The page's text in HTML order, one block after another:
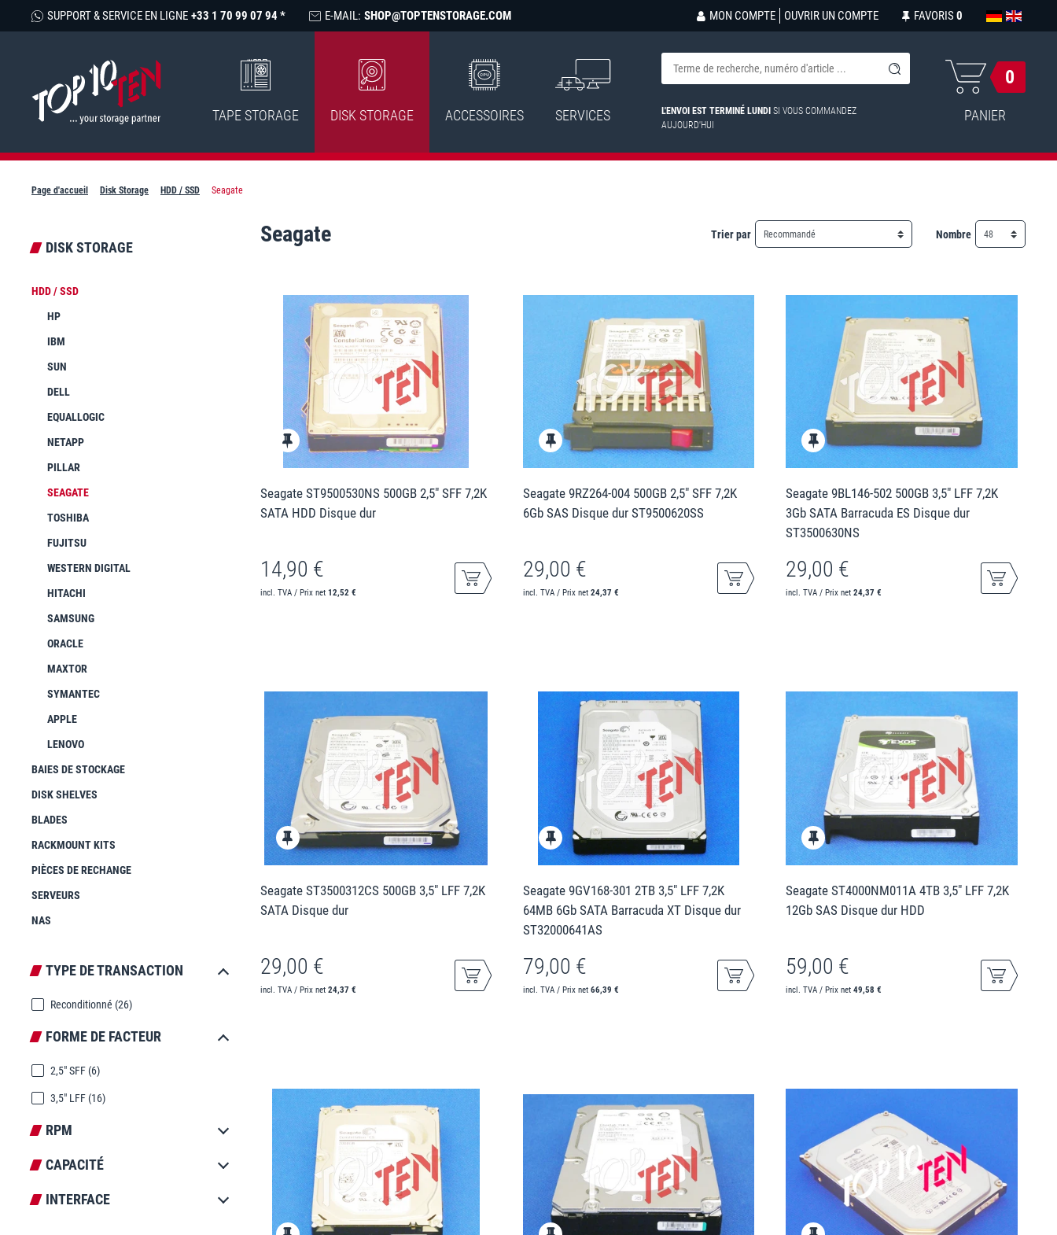
SUPPORT & SERVICE EN LIGNE +33 1 70 99 07 94 * E-MAIL: SHOP@TOPTENSTORAGE.COM MON COMPTE OUVRIR UN COMPTE FAVORIS 0
TAPE STORAGE DISK STORAGE ACCESSOIRES SERVICES L'ENVOI EST TERMINÉ LUNDI SI VOUS COMMANDEZ
AUJOURD'HUI
0
PANIER
Page d'accueil Disk Storage HDD / SSD Seagate
DISK STORAGE
HDD / SSD
HP
IBM
SUN
DELL
EQUALLOGIC
NETAPP
PILLAR
SEAGATE
TOSHIBA
FUJITSU
WESTERN DIGITAL
HITACHI
SAMSUNG
ORACLE
MAXTOR
SYMANTEC
APPLE
LENOVO
BAIES DE STOCKAGE
DISK SHELVES
BLADES
RACKMOUNT KITS
PIÈCES DE RECHANGE
SERVEURS
NAS
TYPE DE TRANSACTION
Reconditionné (26)
FORME DE FACTEUR
2,5" SFF (6)
3,5" LFF (16)
RPM
CAPACITÉ
INTERFACE
Seagate
Seagate ST9500530NS 500GB 2,5" SFF 7,2K
SATA HDD Disque dur
14,90 €
incl. TVA / Prix net 12,52 €
Seagate 9RZ264-004 500GB 2,5" SFF 7,2K
6Gb SAS Disque dur ST9500620SS
29,00 €
incl. TVA / Prix net24,37 €
Seagate 9BL146-502 500GB 3,5" LFF 7,2K
3Gb SATA Barracuda ES Disque dur
ST3500630NS
29,00 €
incl. TVA / Prix net24,37 €
Seagate ST3500312CS 500GB 3,5" LFF 7,2K
SATA Disque dur
29,00 €
incl. TVA / Prix net 24,37 €
Seagate 9GV168-301 2TB 3,5" LFF 7,2K
64MB 6Gb SATA Barracuda XT Disque dur
ST32000641AS
79,00 €
incl. TVA / Prix net66,39 €
Seagate ST4000NM011A 4TB 3,5" LFF 7,2K
12Gb SAS Disque dur HDD
59,00 €
incl. TVA / Prix net49,58 €